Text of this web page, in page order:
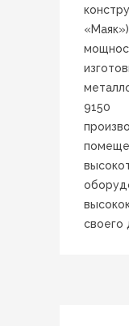
9150
своего